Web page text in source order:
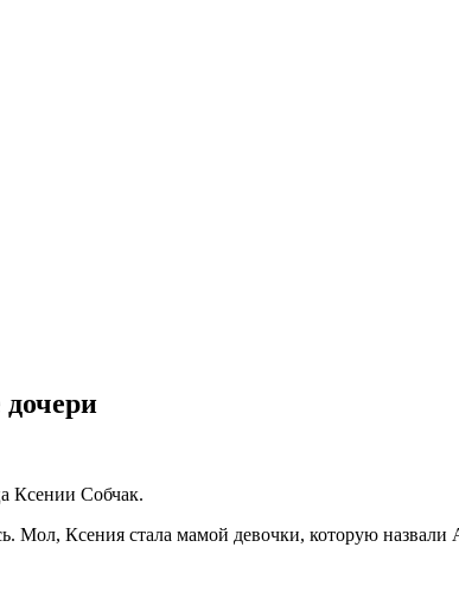
Ксении Собчак.
Мол, Ксения стала мамой девочки, которую назвали